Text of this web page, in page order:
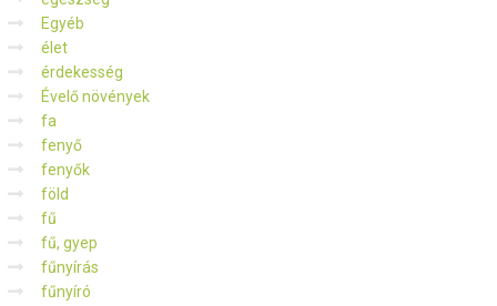
Egyéb
élet
érdekesség
Évelő növények
fa
fenyő
fenyők
föld
fű
fű, gyep
fűnyírás
fűnyíró